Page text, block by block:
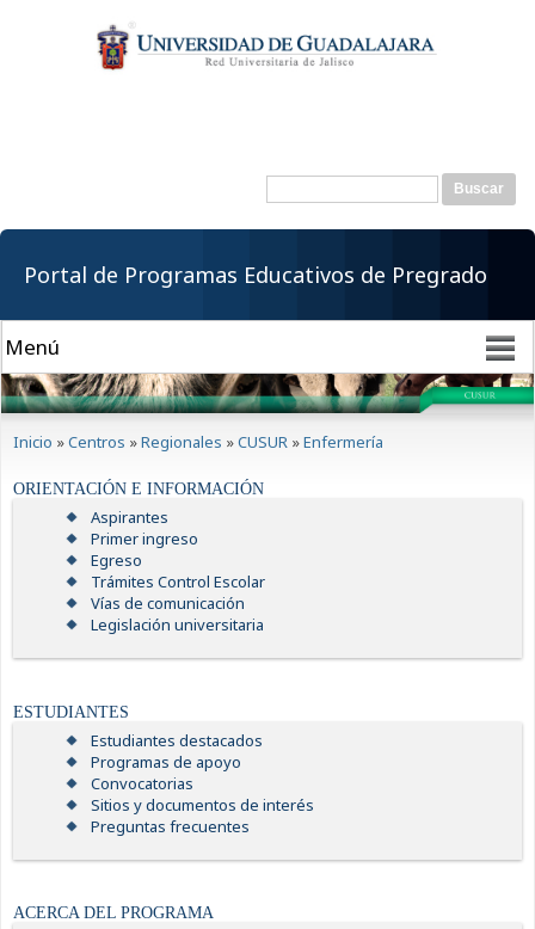
contenido
principal
Formulario de
Buscar
Portal de Programas Educativos de Pregrado
Inicio »Centros »Regionales »CUSUR »Enfermería
ORIENTACIÓN E INFORMACIÓN
Aspirantes
Primer ingreso
Egreso
Trámites Control Escolar
Vías de comunicación
Legislación universitaria
ESTUDIANTES
Estudiantes destacados
Programas de apoyo
Convocatorias
Sitios y documentos de interés
Preguntas frecuentes
ACERCA DEL PROGRAMA